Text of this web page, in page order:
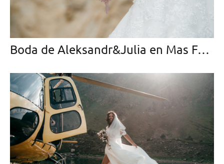
Boda de Aleksandr&Julia en Mas Falet 1682